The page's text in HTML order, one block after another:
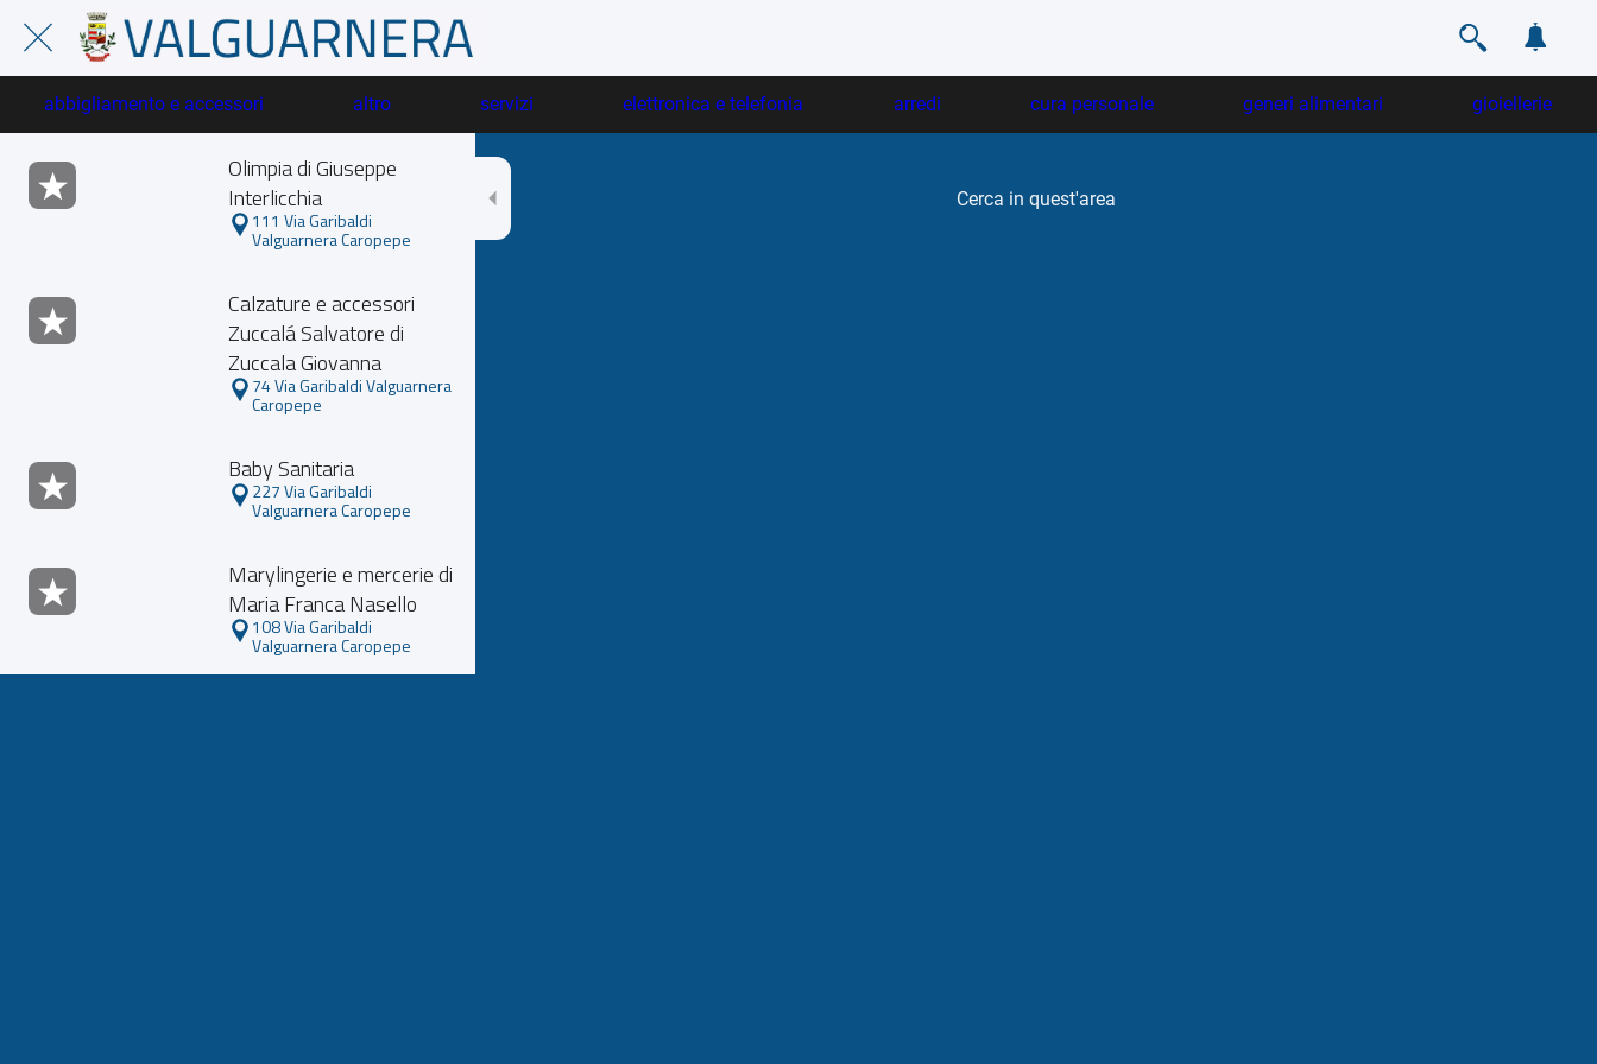
abbigliamento e accessori altro servizi elettronica e telefonia arredi cura personale generi alimentari gioiellerie
Olimpia di Giuseppe
Interlicchia
111 Via Garibaldi
Valguarnera Caropepe
Calzature e accessori
Zuccalá Salvatore di
Zuccala Giovanna
74 Via Garibaldi Valguarnera
Caropepe
Baby Sanitaria
227 Via Garibaldi
Valguarnera Caropepe
Marylingerie e mercerie di
Maria Franca Nasello
108 Via Garibaldi
Valguarnera Caropepe
Cerca in quest'area